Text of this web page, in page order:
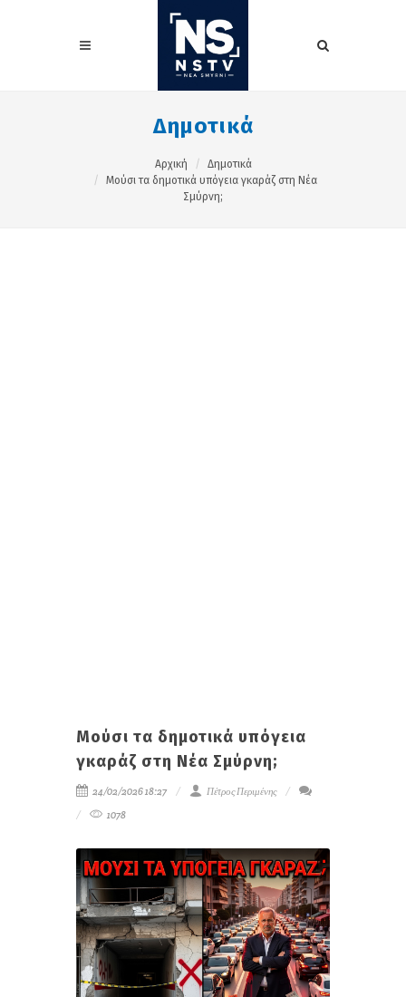
Δημοτικά
Αρχική
Δημοτικά
Μούσι τα δημοτικά υπόγεια γκαράζ στη Νέα
Σμύρνη;
Μούσι τα δημοτικά υπόγεια
γκαράζ στη Νέα Σμύρνη;
24/02/2026 18:27
Πέτρος Περιμένης
1078